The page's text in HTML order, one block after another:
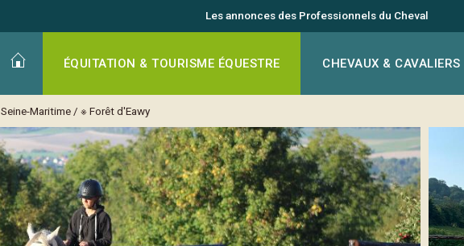
Les annonces des Professionnels du Cheval
ÉQUITATION & TOURISME ÉQUESTRE CHEVAUX & CAVALIERS
Seine-Maritime / ※ Forêt d'Eawy